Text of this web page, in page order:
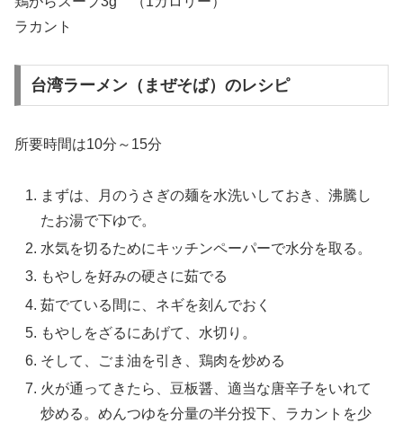
ラカント
台湾ラーメン（まぜそば）のレシピ
所要時間は10分～15分
まずは、月のうさぎの麺を水洗いしておき、沸騰し
たお湯で下ゆで。
水気を切るためにキッチンペーパーで水分を取る。
もやしを好みの硬さに茹でる
茹でている間に、ネギを刻んでおく
もやしをざるにあげて、水切り。
そして、ごま油を引き、鶏肉を炒める
火が通ってきたら、豆板醤、適当な唐辛子をいれて
炒める。めんつゆを分量の半分投下、ラカントを少